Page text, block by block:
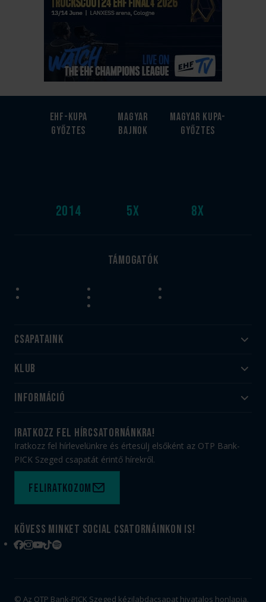
EHF-Kupa
győztes
2014
Magyar
bajnok
5x
Magyar kupa-
győztes
8x
Támogatók
Csapataink
Felnőtt
Utánpótlás
Klub
#HandballFamily
Munkatársaink
PICK Aréna
Sajtóakkreditáció
Információ
Jegy- és bérletvásárlás
Webshop
Felhasználási feltételek
Kapcsolat
iratkozz fel hírcsatornánkra!
Iratkozz fel hírlevelünkre és értesülj elsőként az OTP Bank-
PICK Szeged csapatát érintő hírekről.
Feliratkozom
Kövess minket social csatornáinkon is!
Facebook
Instagram
YouTube
TikTokSpotify
© Az OTP Bank-PICK Szeged kézilabdacsapat hivatalos honlapja.